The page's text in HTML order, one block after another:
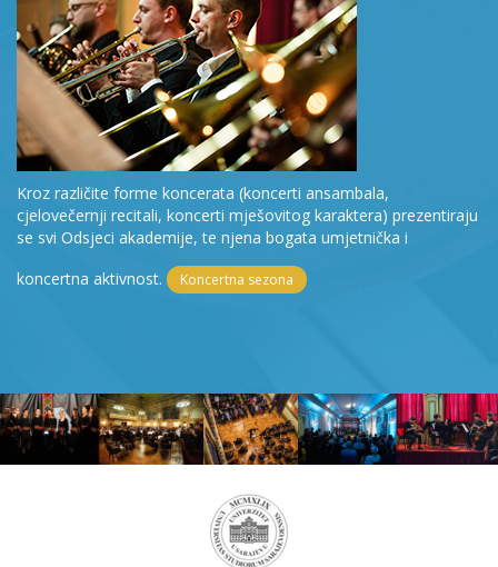
Kroz različite forme koncerata (koncerti ansambala,
cjelovečernji recitali, koncerti mješovitog karaktera) prezentiraju
se svi Odsjeci akademije, te njena bogata umjetnička i
koncertna aktivnost.
Koncertna sezona